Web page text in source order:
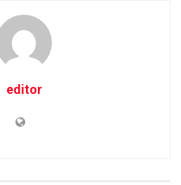
editor